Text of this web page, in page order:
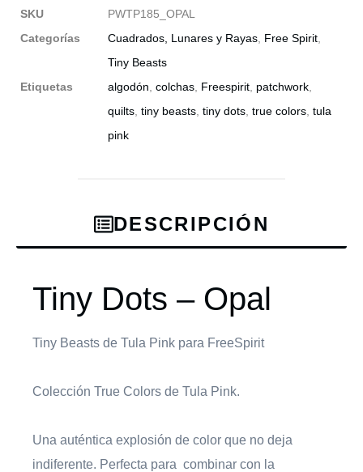
SKU
PWTP185_OPAL
Categorías
Cuadrados, Lunares y Rayas Free Spirit
Tiny Beasts
Etiquetas
algodón colchas Freespirit patchwork
quilts tiny beasts tiny dots true colors tula
pink
DESCRIPCIÓN
Tiny Dots – Opal
Tiny Beasts de Tula Pink para FreeSpirit
Colección True Colors de Tula Pink.
Una auténtica explosión de color que no deja
indiferente. Perfecta para combinar con la